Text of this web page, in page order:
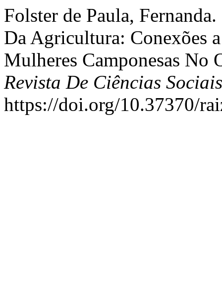
Folster de Paula,
Da Agricultura: Conexões
Mulheres Camponesas No
Revista De Ciências
https://doi.org/10.37370/